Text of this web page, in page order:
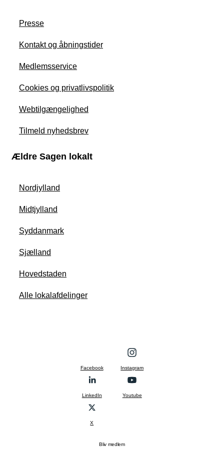
Presse
Kontakt og åbningstider
Medlemsservice
Cookies og privatlivspolitik
Webtilgængelighed
Tilmeld nyhedsbrev
Ældre Sagen lokalt
Nordjylland
Midtjylland
Syddanmark
Sjælland
Hovedstaden
Alle lokalafdelinger
Facebook Instagram
LinkedIn Youtube
X
Bliv medlem